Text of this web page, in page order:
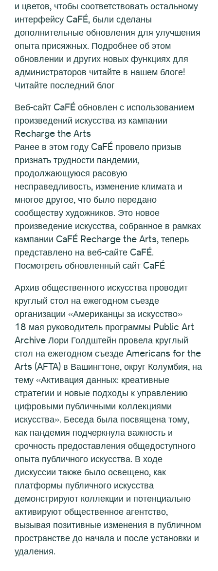
и цветов, чтобы соответствовать остальному
интерфейсу CaFÉ, были сделаны
дополнительные обновления для улучшения
опыта присяжных. Подробнее об этом
обновлении и других новых функциях для
администраторов читайте в нашем блоге!
Читайте последний блог
Веб-сайт CaFÉ обновлен с использованием
произведений искусства из кампании
Recharge the Arts
Ранее в этом году CaFÉ провело призыв
признать трудности пандемии,
продолжающуюся расовую
несправедливость, изменение климата и
многое другое, что было передано
сообществу художников. Это новое
произведение искусства, собранное в рамках
кампании CaFÉ Recharge the Arts, теперь
представлено на веб-сайте CaFÉ.
Посмотреть обновленный сайт CaFÉ
Архив общественного искусства проводит
круглый стол на ежегодном съезде
организации «Американцы за искусство»
18 мая руководитель программы Public Art
Archive Лори Голдштейн провела круглый
стол на ежегодном съезде Americans for the
Arts (AFTA) в Вашингтоне, округ Колумбия, на
тему «Активация данных: креативные
стратегии и новые подходы к управлению
цифровыми публичными коллекциями
искусства». Беседа была посвящена тому,
как пандемия подчеркнула важность и
срочность предоставления общедоступного
опыта публичного искусства. В ходе
дискуссии также было освещено, как
платформы публичного искусства
демонстрируют коллекции и потенциально
активируют общественное агентство,
вызывая позитивные изменения в публичном
пространстве до начала и после установки и
удаления.